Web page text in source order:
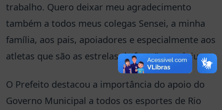
trabalho. Quero deixar meu agradecimento
também a todos meus colegas Sensei, a minha
família, aos pais, apoiadores e especialmente aos
atletas que são as estrelas da festa”, concluiu.
O Prefeito destacou a importância do apoio do
Governo Municipal a todos os esportes de Rio